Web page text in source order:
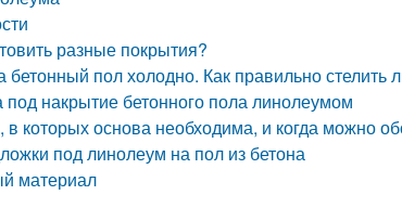
разные покрытия?
бетонный пол холодно. Как правильно стелить
накрытие бетонного пола линолеумом
в которых основа необходима, и когда можно
под линолеум на пол из бетона
материал